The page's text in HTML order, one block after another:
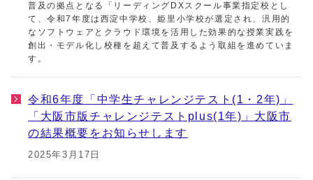
普及の拠点となる「リーディングDXスクール事業指定校とし
て、令和7年度は西淀中学校、姫里小学校が選定され、汎用的
なソフトウェアとクラウド環境を活用した効果的な授業実践を
創出・モデル化し校種を超えて普及するよう取組を進めていま
す。
令和6年度「中学生チャレンジテスト(1・2年)」
「大阪市版チャレンジテストplus(1年)」大阪市
の結果概要をお知らせします
2025年3月17日